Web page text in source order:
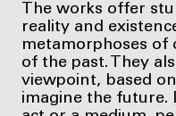
The works offer
reality and
metamorphoses of
of the past. They
viewpoint, based
imagine the future.